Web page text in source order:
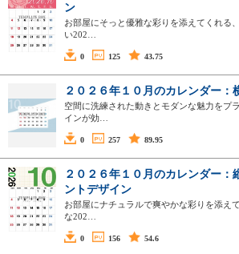
ン
お部屋にそっと優雅な彩りを添えてくれる
い202…
0 125 43.75
２０２６年１０月のカレンダー：
空間に洗練された動きとモダンな魅力をプ
インが効…
0 257 89.95
２０２６年１０月のカレンダー：
ントデザイン
お部屋にナチュラルで爽やかな彩りを添え
な202…
0 156 54.6